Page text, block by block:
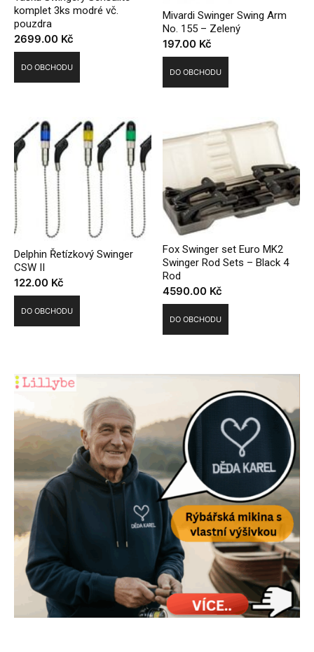
komplet 3ks modré vč.
pouzdra
2699.00 Kč
DO OBCHODU
Mivardi Swinger Swing Arm
No. 155 – Zelený
197.00 Kč
DO OBCHODU
Delphin Řetízkový Swinger
CSW II
122.00 Kč
DO OBCHODU
Fox Swinger set Euro MK2
Swinger Rod Sets – Black 4
Rod
4590.00 Kč
DO OBCHODU